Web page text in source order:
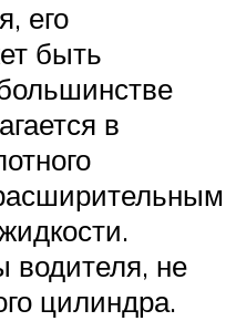
его
быть
в
водителя, не
цилиндра.